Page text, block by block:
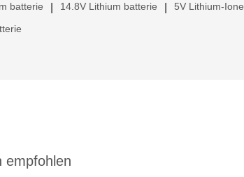
batterie 14.8V Lithium batterie 5V Lithium-
empfohlen